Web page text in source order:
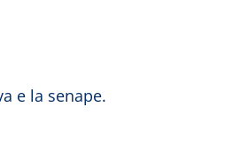
e la senape.